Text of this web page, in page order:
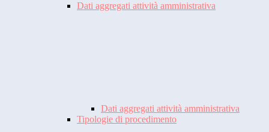
Dati aggregati attività amministrativa
Dati aggregati attività amministrativa
Tipologie di procedimento